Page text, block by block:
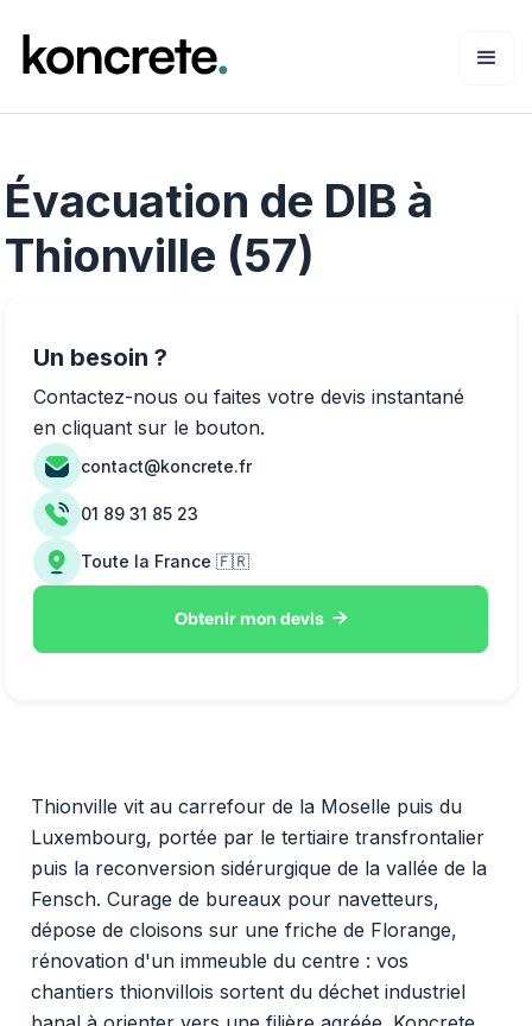
Évacuation de DIB à
Thionville (57)
Thionville vit au carrefour de la Moselle puis du
Luxembourg, portée par le tertiaire transfrontalier
puis la reconversion sidérurgique de la vallée de la
Fensch. Curage de bureaux pour navetteurs,
dépose de cloisons sur une friche de Florange,
rénovation d'un immeuble du centre : vos
chantiers thionvillois sortent du déchet industriel
Un besoin ?
Contactez-nous ou faites votre devis instantané
en cliquant sur le bouton.
contact@koncrete.fr
01 89 31 85 23
Toute la France 🇫🇷
Obtenir mon devis 